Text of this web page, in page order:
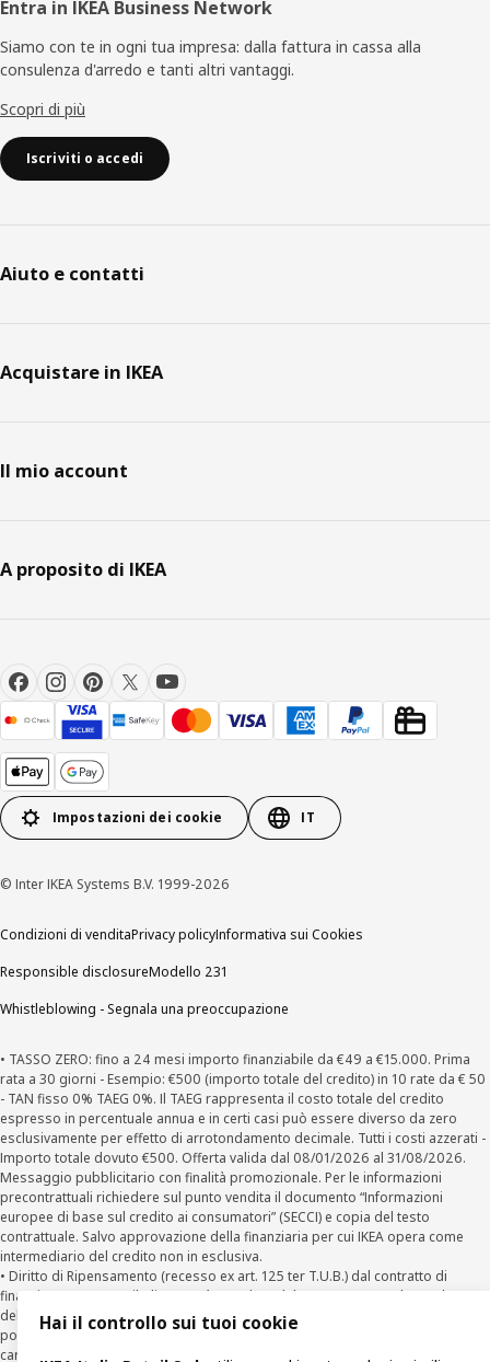
Entra in IKEA Business Network
Siamo con te in ogni tua impresa: dalla fattura in cassa alla
consulenza d'arredo e tanti altri vantaggi.
Scopri di più
Iscriviti o accedi
Aiuto e contatti
Acquistare in IKEA
Il mio account
A proposito di IKEA
Impostazioni dei cookie IT
© Inter IKEA Systems B.V. 1999-2026
Condizioni di venditaPrivacy policyInformativa sui Cookies
Responsible disclosureModello 231
Whistleblowing - Segnala una preoccupazione
• TASSO ZERO: fino a 24 mesi importo finanziabile da €49 a €15.000. Prima
rata a 30 giorni - Esempio: €500 (importo totale del credito) in 10 rate da € 50
- TAN fisso 0% TAEG 0%. Il TAEG rappresenta il costo totale del credito
espresso in percentuale annua e in certi casi può essere diverso da zero
esclusivamente per effetto di arrotondamento decimale. Tutti i costi azzerati -
Importo totale dovuto €500. Offerta valida dal 08/01/2026 al 31/08/2026.
Messaggio pubblicitario con finalità promozionale. Per le informazioni
precontrattuali richiedere sul punto vendita il documento “Informazioni
europee di base sul credito ai consumatori” (SECCI) e copia del testo
contrattuale. Salvo approvazione della finanziaria per cui IKEA opera come
intermediario del credito non in esclusiva.
• Diritto di Ripensamento (recesso ex art. 125 ter T.U.B.) dal contratto di
finanziamento Agos: il Cliente può recedere dal Contratto entro la scadenza
della prima rata inviando una richiesta scritta di recesso ad Agos a mezzo
posta elettronica (clienti@agos.it), pec (info@pec.agosducato.it
cartacea (Viale Fulvio Testi, 280 - 20126 Milano) e per via telematica –
Hai il controllo sui tuoi cookie